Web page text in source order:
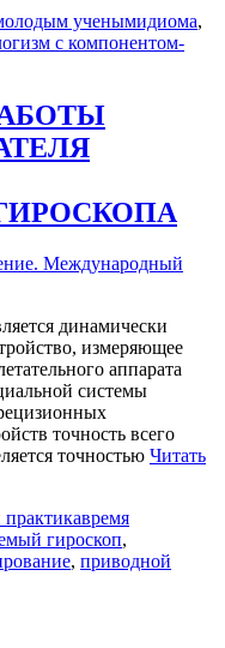
ученымидиома,
с компонентом-
Международный
динамически
измеряющее
аппарата
системы
точность всего
точностью Читать
время
гироскоп,
, приводной